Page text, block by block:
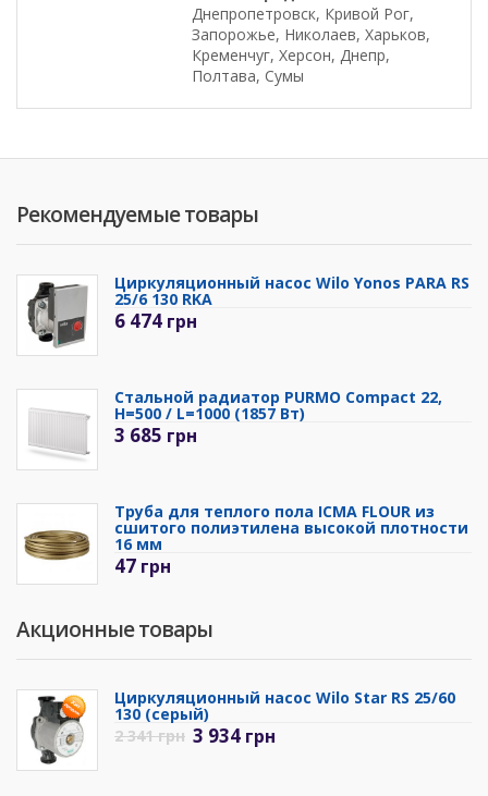
Днепропетровск, Кривой Рог,
Запорожье, Николаев, Харьков,
Кременчуг, Херсон, Днепр,
Полтава, Сумы
Рекомендуемые товары
Циркуляционный насос Wilo Yonos PARA RS
25/6 130 RKA
6 474 грн
Стальной радиатор PURMO Compact 22,
H=500 / L=1000 (1857 Вт)
3 685 грн
Труба для теплого пола ICMA FLOUR из
сшитого полиэтилена высокой плотности
16 мм
47 грн
Акционные товары
Циркуляционный насос Wilo Star RS 25/60
130 (серый)
2 341грн 3 934 грн